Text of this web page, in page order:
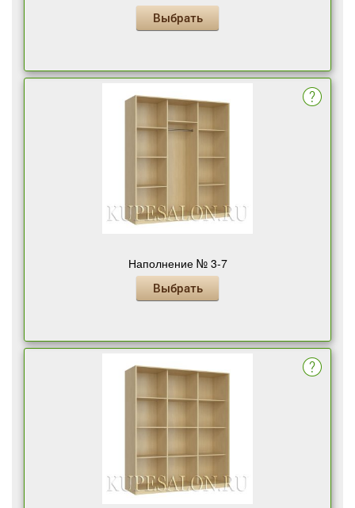
Выбрать
Наполнение № 3-7
Выбрать